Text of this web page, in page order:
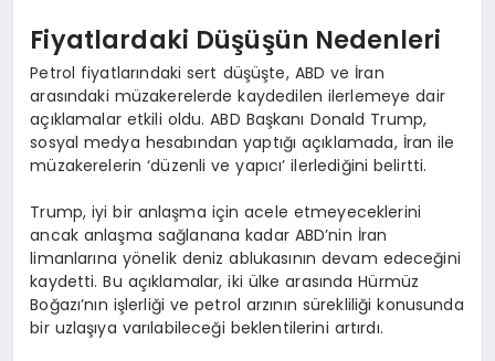
Fiyatlardaki Düşüşün Nedenleri
Petrol fiyatlarındaki sert düşüşte, ABD ve İran
arasındaki müzakerelerde kaydedilen ilerlemeye dair
açıklamalar etkili oldu. ABD Başkanı Donald Trump,
sosyal medya hesabından yaptığı açıklamada, İran ile
müzakerelerin ‘düzenli ve yapıcı’ ilerlediğini belirtti.
Trump, iyi bir anlaşma için acele etmeyeceklerini
ancak anlaşma sağlanana kadar ABD’nin İran
limanlarına yönelik deniz ablukasının devam edeceğini
kaydetti. Bu açıklamalar, iki ülke arasında Hürmüz
Boğazı’nın işlerliği ve petrol arzının sürekliliği konusunda
bir uzlaşıya varılabileceği beklentilerini artırdı.